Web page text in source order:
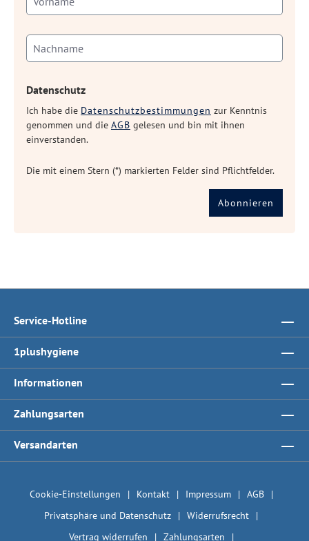
Datenschutz
Ich habe die Datenschutzbestimmungen zur Kenntnis
genommen und die AGB gelesen und bin mit ihnen
einverstanden.
Die mit einem Stern (*) markierten Felder sind Pflichtfelder.
Abonnieren
Service-Hotline
1plushygiene
Informationen
Zahlungsarten
Versandarten
Cookie-Einstellungen Kontakt Impressum
AGB
Privatsphäre und Datenschutz
Widerrufsrecht
Vertrag widerrufen
Zahlungsarten